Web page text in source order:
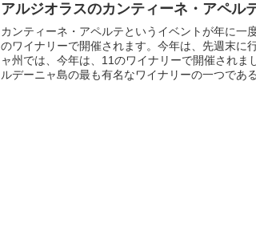
アルジオラスのカンティーネ・アペル
カンティーネ・アペルテというイベントが年に一
のワイナリーで開催されます。今年は、先週末に
ャ州では、今年は、11のワイナリーで開催されま
ルデーニャ島の最も有名なワイナリーの一つであ